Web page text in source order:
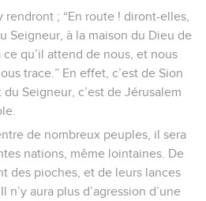
rendront ; “En route ! diront-elles,
Seigneur, à la maison du Dieu de
qu’il attend de nous, et nous
trace.” En effet, c’est de Sion
Seigneur, c’est de Jérusalem
de nombreux peuples, il sera
nations, même lointaines. De
des pioches, et de leurs lances
aura plus d’agression d’une